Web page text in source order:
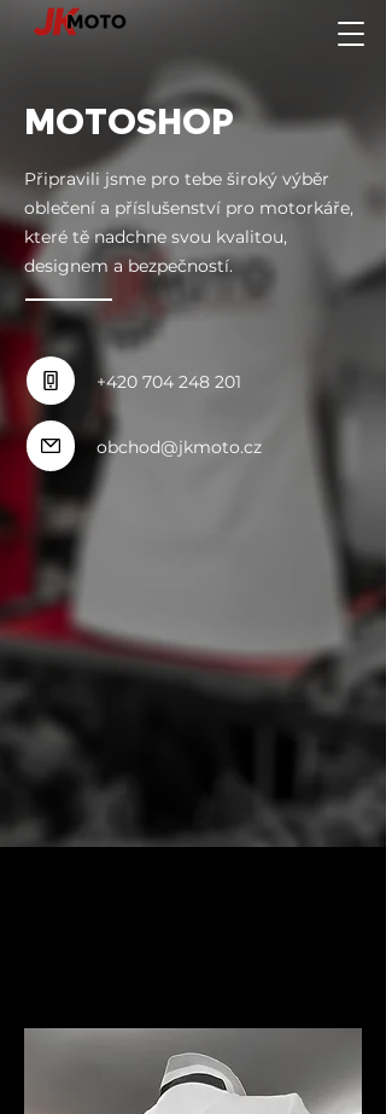
MOTOSHOP
Připravili jsme pro tebe široký výběr
oblečení a příslušenství pro motorkáře,
které tě nadchne svou kvalitou,
designem a bezpečností.
+420 704 248 201
obchod@jkmoto.cz